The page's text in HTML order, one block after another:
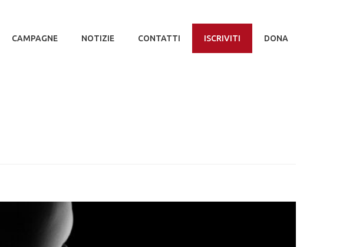
CAMPAGNE NOTIZIE CONTATTI ISCRIVITI DONA